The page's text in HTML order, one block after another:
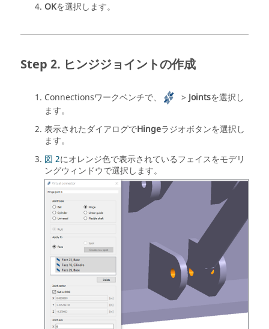
OKを選択します。
ヒンジジョイントの作成
Connectionsワークベンチで、 > Jointsを選択し
ます。
表示されたダイアログでHingeラジオボタンを選択し
ます。
図 2にオレンジ色で表示されているフェイスをモデリ
ングウィンドウで選択します。